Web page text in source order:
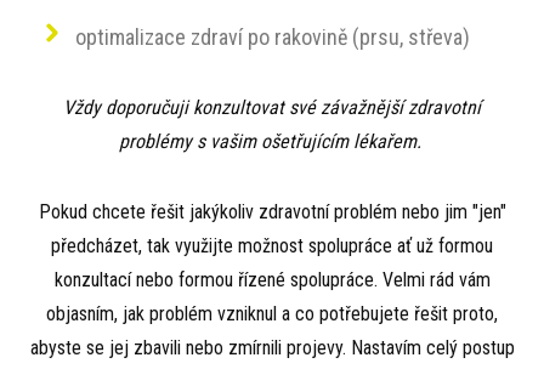
optimalizace zdraví po rakovině (prsu, střeva)
Vždy doporučuji konzultovat své závažnější zdravotní
problémy s vašim ošetřujícím lékařem.
Pokud chcete řešit jakýkoliv zdravotní problém nebo jim "jen"
předcházet, tak využijte možnost spolupráce ať už formou
konzultací nebo formou řízené spolupráce. Velmi rád vám
objasním, jak problém vzniknul a co potřebujete řešit proto,
abyste se jej zbavili nebo zmírnili projevy. Nastavím celý postup